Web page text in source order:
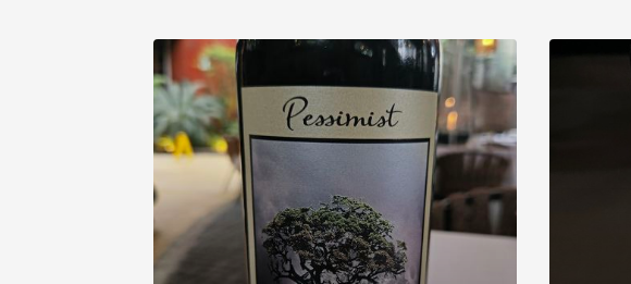
Rich and Bold
Classic Napa
Tawny Port